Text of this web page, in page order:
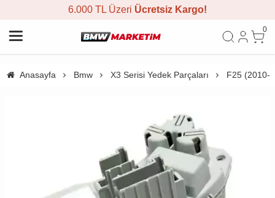
6.000 TL Üzeri Ücretsiz Kargo!
0
Anasayfa Bmw X3 Serisi Yedek Parçaları F25 (2010-